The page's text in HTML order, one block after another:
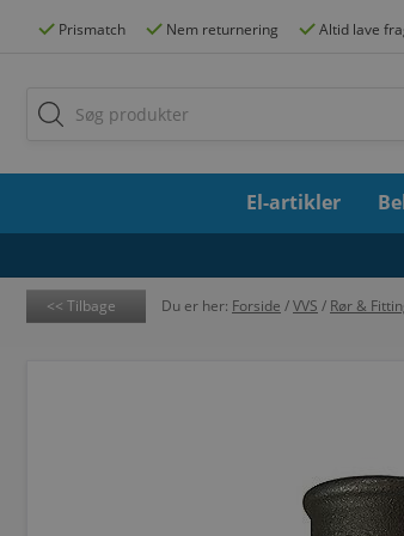
Prismatch Nem returnering Altid lave
El-artikler
Tilbage Du er her: Forside /VVS / Rør &